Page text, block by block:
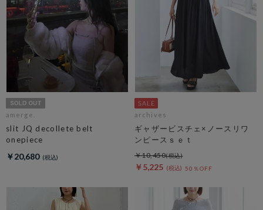
amerge.
slit JQ decollete belt
onepiece
￥20,680
archives
ギャザービスチェ×ノースリワ
ンピースｓｅｔ
￥5,225 50％OFF
￥10,450